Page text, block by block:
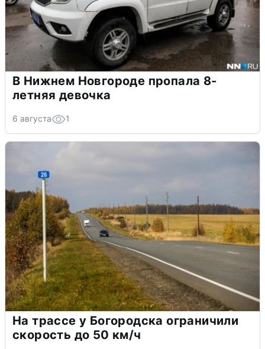
В Нижнем Новгороде пропала 8-
летняя девочка
6 августа 1
На трассе у Богородска ограничили
скорость до 50 км/ч